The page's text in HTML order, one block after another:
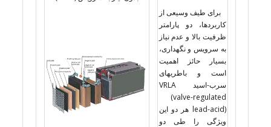
برای طیف وسیعی از
کاربردها، دو پارامتر
ظرفیت بالا و عدم نیاز
به سرویس و نگهداری،
بسیار حائز اهمیت
است و باطریهای
سرب-اسید VRLA
(valve-regulated
lead-acid) هر دو این
ویژگی را طی دو